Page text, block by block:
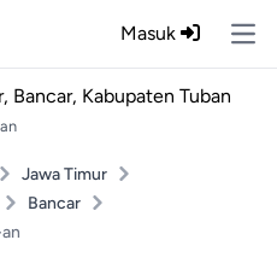
Masuk
Bancar, Kabupaten Tuban
Jawa Timur
Bancar